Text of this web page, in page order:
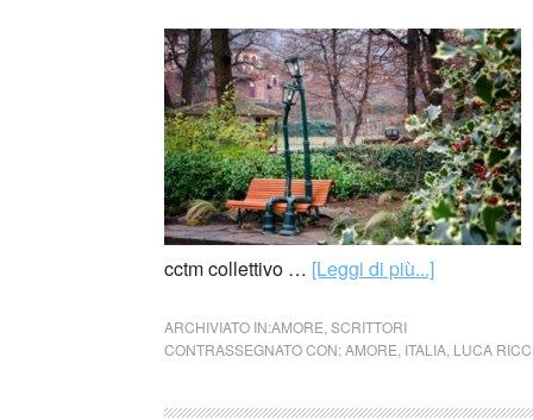
cctm collettivo … [Leggi di più...]
ARCHIVIATO IN:AMORE SCRITTORI
CONTRASSEGNATO CON:AMORE ITALIA LUCA